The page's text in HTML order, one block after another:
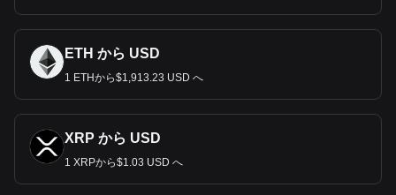
ETH から USD
1 ETHから$1,913.23 USD へ
XRP から USD
1 XRPから$1.03 USD へ